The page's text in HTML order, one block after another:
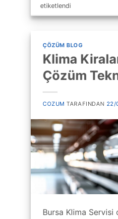
etiketlendi
ÇÖZÜM BLOG
Klima
Çözüm
COZUM TARAFINDAN 22/
Bursa Klima